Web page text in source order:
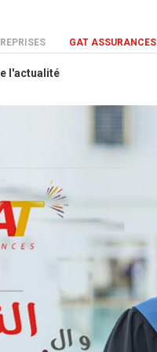
GAT ASSURANCES
l'actualité